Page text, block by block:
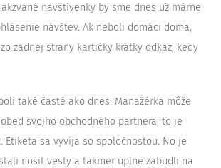
navštívenky by sme dnes už márne
návštev. Ak neboli domáci doma,
zadnej strany kartičky krátky odkaz, kedy
také časté ako dnes. Manažérka môže
svojho obchodného partnera, to je
Etiketa sa vyvíja so spoločnosťou. No je
nosiť vesty a takmer úplne zabudli na